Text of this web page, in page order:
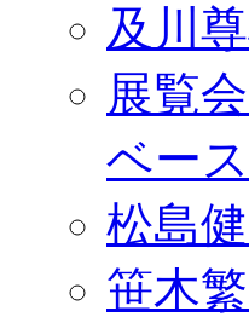
及川
展覧
ベース
松島
笹木